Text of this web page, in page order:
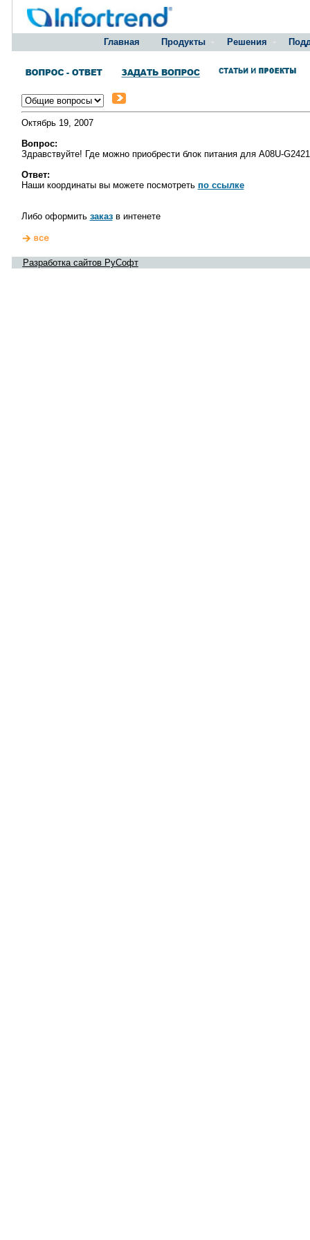
Главная Продукты Решения
Октябрь 19, 2007
Вопрос:
Здравствуйте! Где можно приобрести блок питания для A08U-G2421
Ответ:
Наши координаты вы можете посмотреть по ссылке
Либо оформить заказв интенете
Разработка сайтов РуСофт